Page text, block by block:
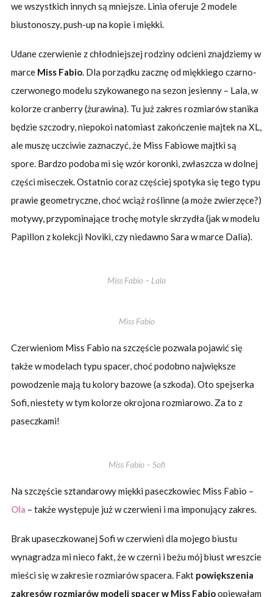
we wszystkich innych są mniejsze. Linia oferuje 2 modele
biustonoszy, push-up na kopie i miękki.
Udane czerwienie z chłodniejszej rodziny odcieni znajdziemy w
marce Miss Fabio. Dla porządku zacznę od miękkiego czarno-
czerwonego modelu szykowanego na sezon jesienny – Lala, w
kolorze cranberry (żurawina). Tu już zakres rozmiarów stanika
będzie szczodry, niepokoi natomiast zakończenie majtek na XL,
ale muszę uczciwie zaznaczyć, że Miss Fabiowe majtki są
spore. Bardzo podoba mi się wzór koronki, zwłaszcza w dolnej
części miseczek. Ostatnio coraz częściej spotyka się tego typu
prawie geometryczne, choć wciąż roślinne (a może zwierzęce?)
motywy, przypominające trochę motyle skrzydła (jak w modelu
Papillon z kolekcji Noviki, czy niedawno Sara w marce Dalia).
Miss Fabio – Lala
Miss Fabio
Czerwieniom Miss Fabio na szczęście pozwala pojawić się
także w modelach typu spacer, choć podobno największe
powodzenie mają tu kolory bazowe (a szkoda). Oto spejserka
Sofi, niestety w tym kolorze okrojona rozmiarowo. Za to z
paseczkami!
Miss Fabio – Sofi
Na szczęście sztandarowy miękki paseczkowiec Miss Fabio –
Ola – także występuje już w czerwieni i ma imponujący zakres.
Brak upaseczkowanej Sofi w czerwieni dla mojego biustu
wynagradza mi nieco fakt, że w czerni i beżu mój biust wreszcie
mieści się w zakresie rozmiarów spacera. Fakt powiększenia
zakresów rozmiarów modeli spacer w Miss Fabioopiewałam